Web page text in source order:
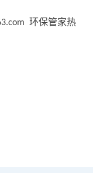
环保管家热